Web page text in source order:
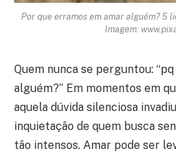
Por que erramos em amar alguém? 5
Imagem:
Quem nunca se perguntou:
alguém?” Em momentos em
aquela dúvida silenciosa
inquietação de quem busca
tão intensos. Amar pode ser